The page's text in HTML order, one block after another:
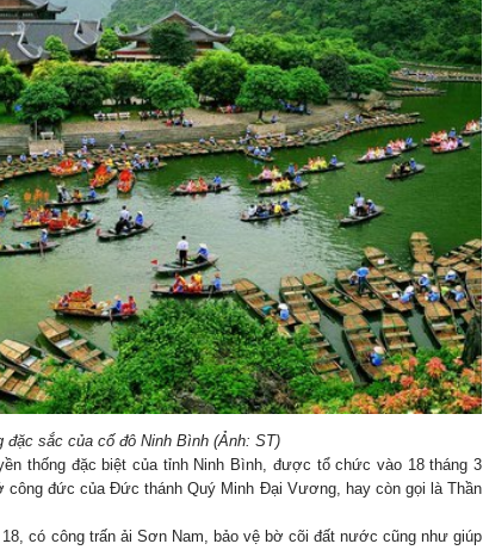
đặc sắc của cố đô Ninh Bình (Ảnh: ST)
thống đặc biệt của tỉnh Ninh Bình, được tổ chức vào 18 tháng 3
đức của Đức thánh Quý Minh Đại Vương, hay còn gọi là Thần
có công trấn ải Sơn Nam, bảo vệ bờ cõi đất nước cũng như giúp